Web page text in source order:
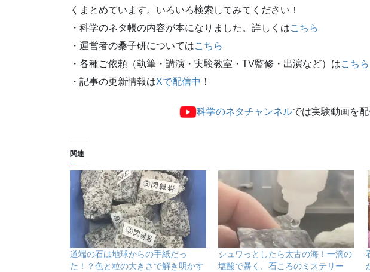
くまとめています。いろいろ検索してみてください！
・科学のネタ帳の内容が本になりました。詳しくはこちら
・運営者の桑子研についてはこちら
・各種ご依頼（執筆・講演・実験教室・TV監修・出演など）はこちら
・記事の更新情報はXで配信中 ！
科学のネタチャンネルでは実験動画を配
関連
道端の石は地球からの手紙だっ
た！？色と粒の大きさで解き明かす
シュワっとしたら太古の海！一滴の
塩酸で暴く、石ころのミステリー